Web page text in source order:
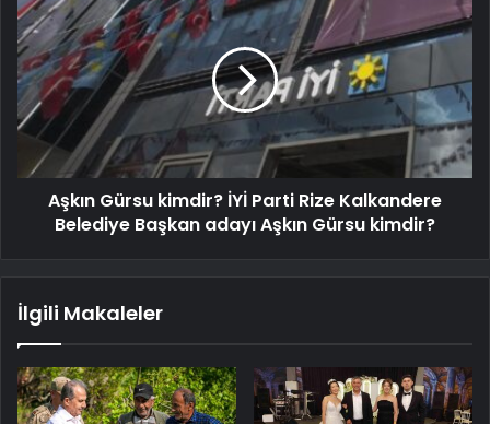
Aşkın Gürsu kimdir? İYİ Parti Rize Kalkandere
Belediye Başkan adayı Aşkın Gürsu kimdir?
İlgili Makaleler